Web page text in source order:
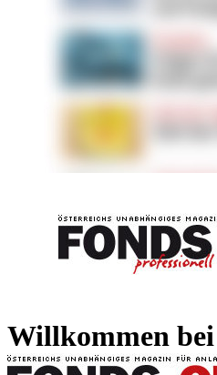
Willkommen bei